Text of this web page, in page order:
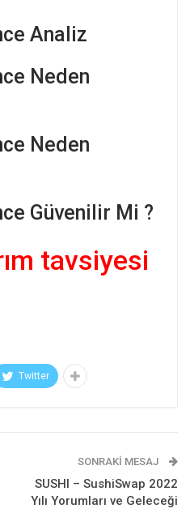
Analiz
Neden
Neden
Güvenilir Mi ?
tavsiyesi
Twitter
SONRAKI MESAJ
SUSHI – SushiSwap 2022
Yılı Yorumları ve Geleceği